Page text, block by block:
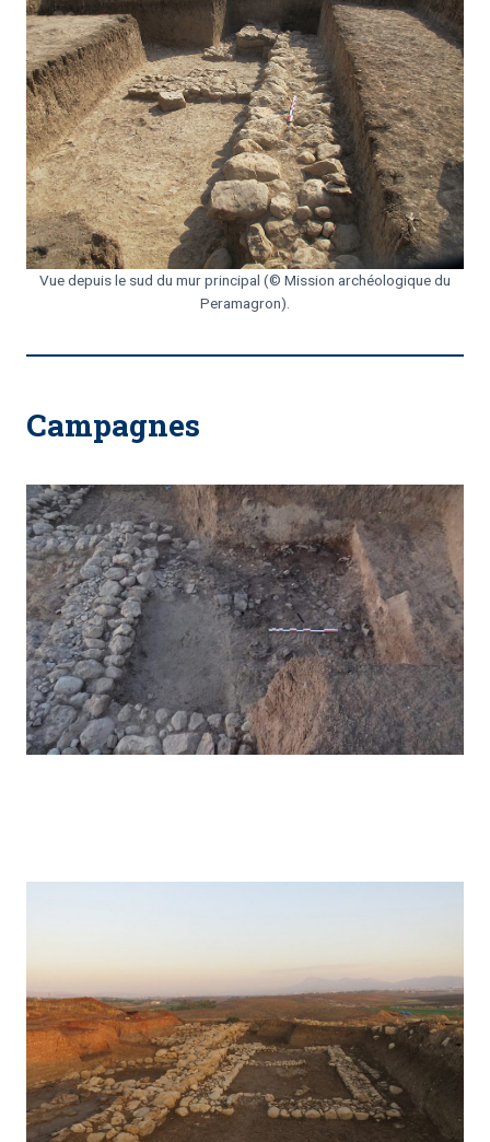
Vue depuis le sud du mur principal (© Mission archéologique du
Peramagron).
Campagnes